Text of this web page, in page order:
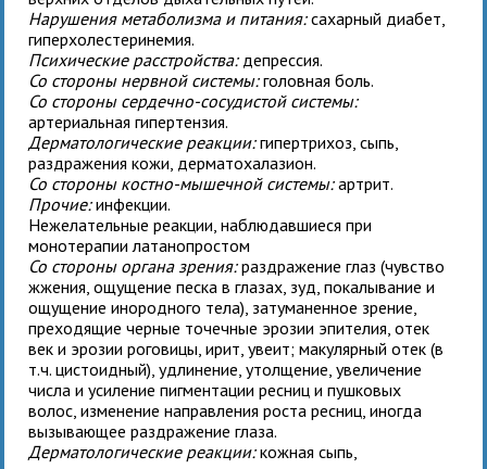
Нарушения метаболизма и питания:сахарный диабет,
гиперхолестеринемия.
Психические расстройства: депрессия.
Со стороны нервной системы:головная боль.
Со стороны сердечно-сосудистой системы:
артериальная гипертензия.
Дерматологические реакции:гипертрихоз, сыпь,
раздражения кожи, дерматохалазион.
Со стороны костно-мышечной системы:артрит.
Прочие:инфекции.
Нежелательные реакции, наблюдавшиеся при
монотерапиилатанопростом
Со стороны органа зрения:раздражение глаз (чувство
жжения, ощущение песка в глазах, зуд, покалывание и
ощущение инородного тела), затуманенное зрение,
преходящие черные точечные эрозии эпителия, отек
век и эрозии роговицы, ирит, увеит; макулярный отек (в
т.ч. цистоидный), удлинение, утолщение, увеличение
числа и усиление пигментации ресниц и пушковых
волос, изменение направления роста ресниц, иногда
вызывающее раздражение глаза.
Дерматологические реакции:кожная сыпь,